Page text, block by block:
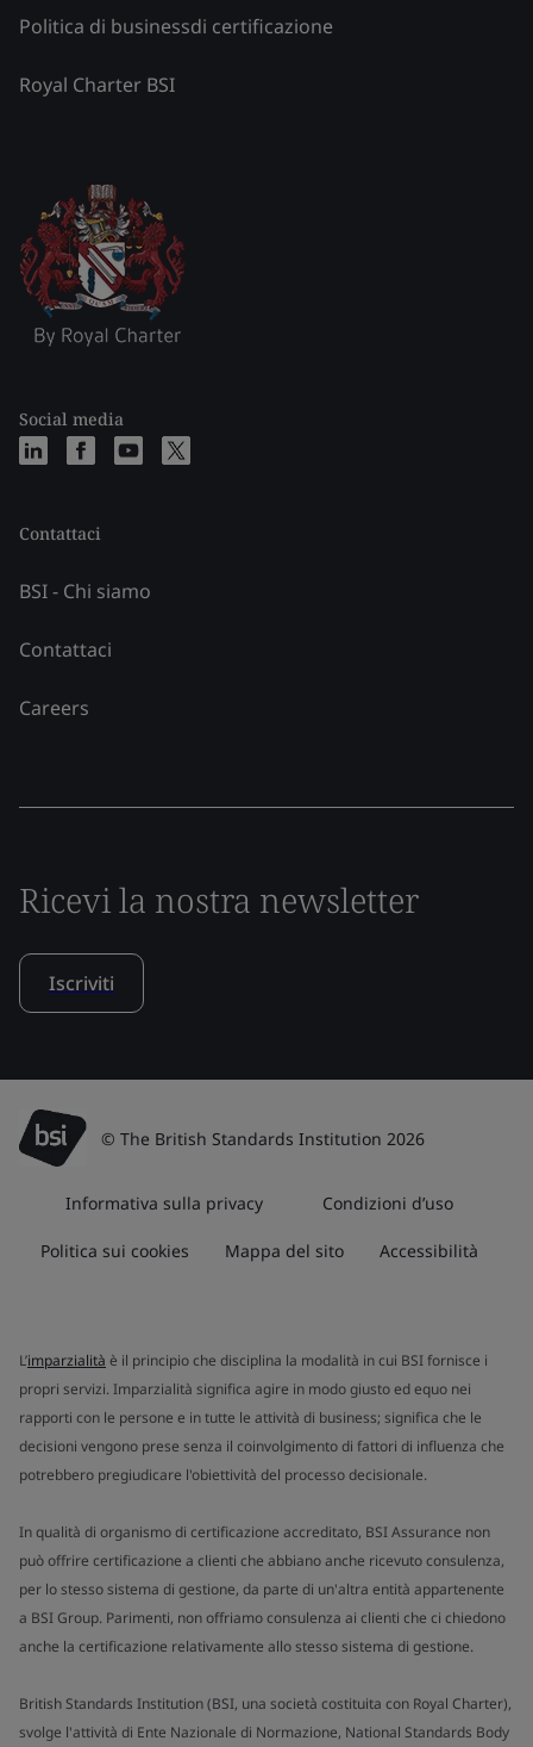
Politica di businessdi certificazione
Royal Charter BSI
Social media
Contattaci
BSI - Chi siamo
Contattaci
Careers
Ricevi la nostra newsletter
Iscriviti
© The British Standards Institution 2026
Informativa sulla privacy Condizioni d’uso
Politica sui cookies Mappa del sito Accessibilità
L’imparzialità è il principio che disciplina la modalità in cui BSI fornisce i
propri servizi. Imparzialità significa agire in modo giusto ed equo nei
rapporti con le persone e in tutte le attività di business; significa che le
decisioni vengono prese senza il coinvolgimento di fattori di influenza che
potrebbero pregiudicare l'obiettività del processo decisionale.
In qualità di organismo di certificazione accreditato, BSI Assurance non
può offrire certificazione a clienti che abbiano anche ricevuto consulenza,
per lo stesso sistema di gestione, da parte di un'altra entità appartenente
a BSI Group. Parimenti, non offriamo consulenza ai clienti che ci chiedono
anche la certificazione relativamente allo stesso sistema di gestione.
British Standards Institution (BSI, una società costituita con Royal Charter),
svolge l'attività di Ente Nazionale di Normazione, National Standards Body